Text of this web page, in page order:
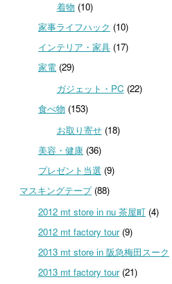
着物 (10)
家事ライフハック (10)
インテリア・家具(17)
家電(29)
ガジェット・PC (22)
食べ物 (153)
お取り寄せ(18)
美容・健康(36)
プレゼント当選 (9)
マスキングテープ(88)
2012 mt store in nu 茶屋町(4)
2012 mt factory tour(9)
2013 mt store in 阪急梅田スーク
2013 mt factory tour(21)